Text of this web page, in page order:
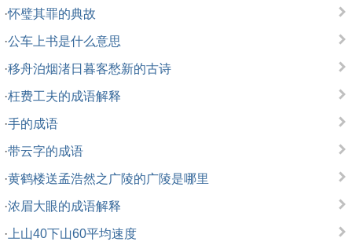
·怀璧其罪的典故
·公车上书是什么意思
·移舟泊烟渚日暮客愁新的古诗
·枉费工夫的成语解释
·手的成语
·带云字的成语
·黄鹤楼送孟浩然之广陵的广陵是哪里
·浓眉大眼的成语解释
· 上山40下山60平均速度